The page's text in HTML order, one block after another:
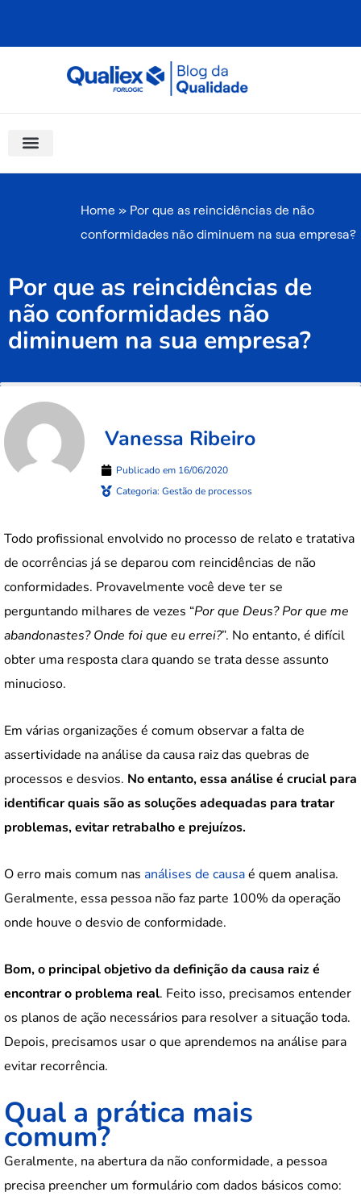
Home » Por que as reincidências de não
conformidades não diminuem na sua empresa?
Por que as reincidências de
não conformidades não
diminuem na sua empresa?
Vanessa Ribeiro
Publicado em 16/06/2020
Categoria: Gestão de processos
Todo profissional envolvido no processo de relato e tratativa
de ocorrências já se deparou com reincidências de não
conformidades. Provavelmente você deve ter se
perguntando milhares de vezes “Por que Deus? Por que me
abandonastes? Onde foi que eu errei?”. No entanto, é difícil
obter uma resposta clara quando se trata desse assunto
minucioso.
Em várias organizações é comum observar a falta de
assertividade na análise da causa raiz das quebras de
processos e desvios. No entanto, essa análise é crucial para
identificar quais são as soluções adequadas para tratar
problemas, evitar retrabalho e prejuízos.
O erro mais comum nas análises de causaé quem analisa.
Geralmente, essa pessoa não faz parte 100% da operação
onde houve o desvio de conformidade.
Bom, o principal objetivo da definição da causa raiz é
encontrar o problema real. Feito isso, precisamos entender
os planos de ação necessários para resolver a situação toda.
Depois, precisamos usar o que aprendemos na análise para
evitar recorrência.
Qual a prática mais
comum?
Geralmente, na abertura da não conformidade, a pessoa
precisa preencher um formulário com dados básicos como: